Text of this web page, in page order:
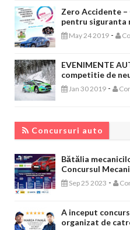
Zero Accidente –
pentru siguranta
May 24 2019 -
EVENIMENTE
competitie de
Jan 30 2019 -
Concursuri auto
Bătălia
Concursul
Sep 25 2023 -
A inceput
organizat de